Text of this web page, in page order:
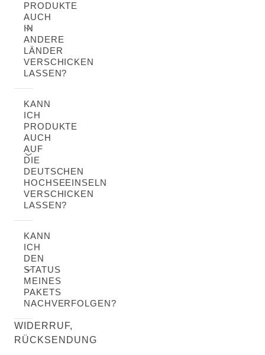
PRODUKTE
AUCH
IN
ANDERE
LÄNDER
VERSCHICKEN
LASSEN?
KANN
ICH
PRODUKTE
AUCH
AUF
DIE
DEUTSCHEN
HOCHSEEINSELN
VERSCHICKEN
LASSEN?
KANN
ICH
DEN
STATUS
MEINES
PAKETS
NACHVERFOLGEN?
WIDERRUF,
RÜCKSENDUNG